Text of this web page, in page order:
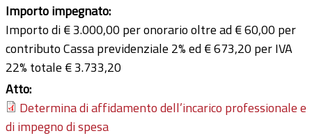
Importo impegnato:
Importo di € 3.000,00 per onorario oltre ad € 60,00 per
contributo Cassa previdenziale 2% ed € 673,20 per IVA
22% totale € 3.733,20
Atto:
Determina di affidamento dell’incarico professionale e
di impegno di spesa